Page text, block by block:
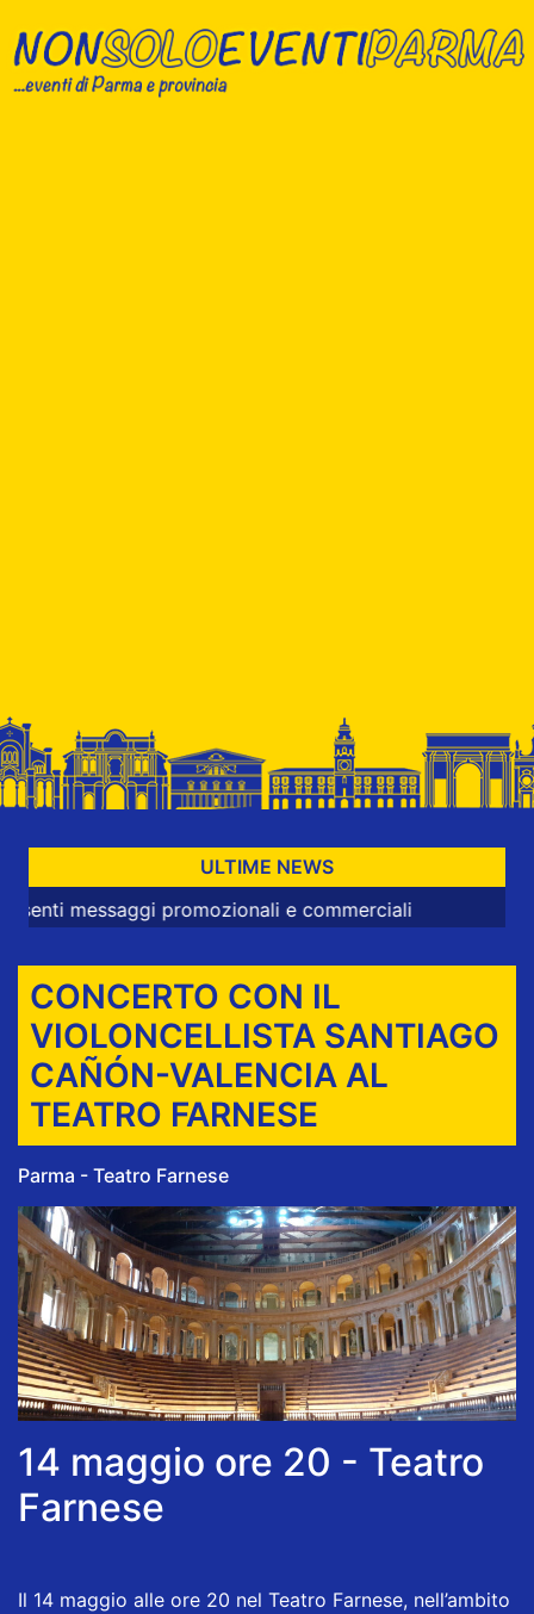
ULTIME NEWS
promozionali e commerciali
CONCERTO CON IL
VIOLONCELLISTA SANTIAGO
CAÑÓN-VALENCIA AL
TEATRO FARNESE
Parma - Teatro Farnese
14 maggio ore 20 - Teatro
Farnese
Il 14 maggio alle ore 20 nel Teatro Farnese, nell’ambito